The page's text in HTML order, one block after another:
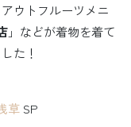
ウトフルーツメニ
」などが着物を着て
た！
草 SP